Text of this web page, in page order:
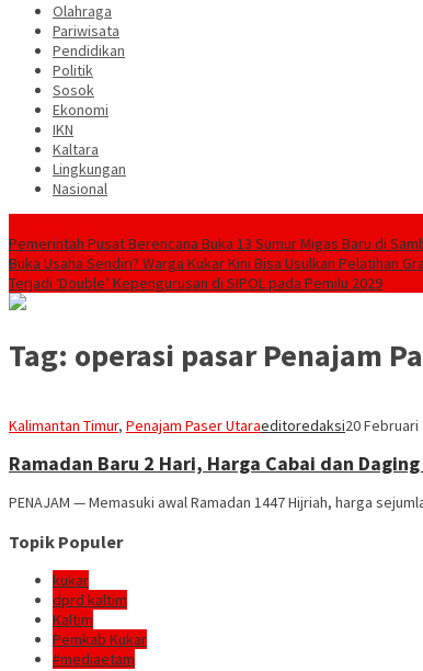
Olahraga
Pariwisata
Pendidikan
Politik
Sosok
Ekonomi
IKN
Kaltara
Lingkungan
Nasional
Pemerintah Pusat Berencana Buka 13 Sumur Migas Baru di
Buka Usaha Sendiri? Warga Kukar Kini Bisa Usulkan Pelatihan
Terjadi ‘Double’ Kepengurusan di SIPOL pada Pemilu 2029
Tag: operasi pasar Penajam
Kalimantan Timur, Penajam Paser Utaraeditoredaksi20 Februari
Ramadan Baru 2 Hari, Harga Cabai dan
PENAJAM — Memasuki awal Ramadan 1447 Hijriah, harga
Topik Populer
kukar
dprd kaltim
Kaltim
Pemkab Kukar
#mediaetam